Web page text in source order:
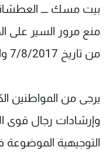
بيت مسك ــــ
منع مرور السير على
من تاريخ 7/8/2017 ولحين الانتهاء من الاشغال.
يرجى من المواطنين
وإرشادات رجال قوى
التوجيهية الموضوعة